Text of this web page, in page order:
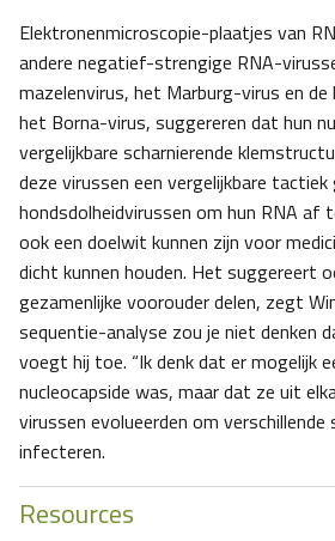
Elektronenmicroscopie-plaatjes van
andere negatief-strengige RNA-
mazelenvirus, het Marburg-virus en
het Borna-virus, suggereren dat hun
vergelijkbare scharnierende
deze virussen een vergelijkbare tactiek
hondsdolheidvirussen om hun RNA af
ook een doelwit kunnen zijn voor
dicht kunnen houden. Het suggereert
gezamenlijke voorouder delen, zegt
sequentie-analyse zou je niet denken
voegt hij toe. “Ik denk dat er mogelijk
nucleocapside was, maar dat ze uit
virussen evolueerden om
infecteren.
Resources